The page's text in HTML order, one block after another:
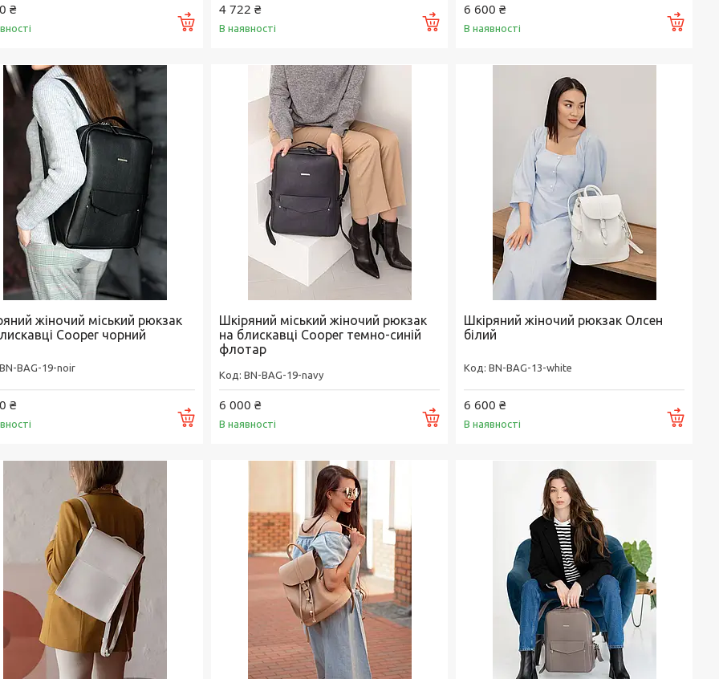
₴
Купити
4 722 ₴
В наявності Купити
6 600 ₴
В наявності
жіночий міський рюкзак
Cooper чорний
BN-BAG-19-noir
₴
Купити
Шкіряний міський жіночий рюкзак
на блискавці Cooper темно-синій
флотар
BN-BAG-19-navy
6 000 ₴
В наявності Купити
Шкіряний жіночий рюкзак Олсен
білий
BN-BAG-13-white
6 600 ₴
В наявності